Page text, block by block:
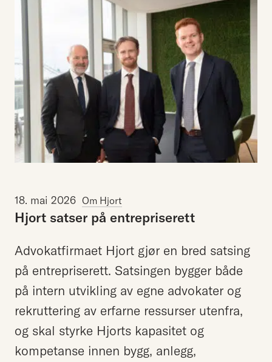
18. mai 2026 Om Hjort
Hjort satser på entrepriserett
Advokatfirmaet Hjort gjør en bred satsing
på entrepriserett. Satsingen bygger både
på intern utvikling av egne advokater og
rekruttering av erfarne ressurser utenfra,
og skal styrke Hjorts kapasitet og
kompetanse innen bygg, anlegg,